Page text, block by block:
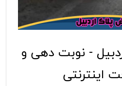
- نوبت دهی و
اینترنتی